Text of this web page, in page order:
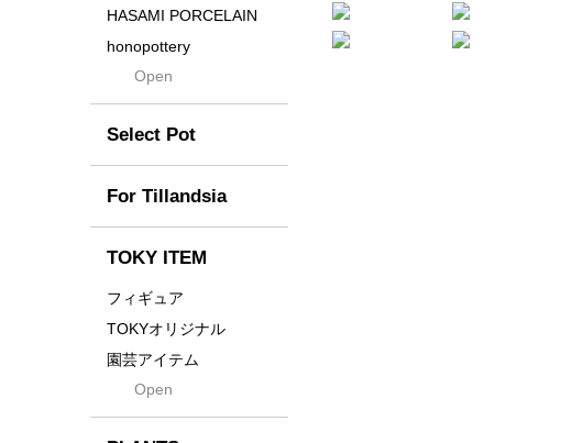
Drop
DUNE
Flames
For
Former
Fused
Earth
emeth
Enhance
Grid
HASAMI PORCELAIN
honopottery
nocturne
tamanhayat
TETSUYA OZAWA
Scratch
Takehiro Ito
Yuya Iha
Open
Select Pot
For Tillandsia
TOKY ITEM
フィギュア
TOKYオリジナル
園芸アイテム
土・化粧石・活力剤
インテリア・デザイン雑
Open